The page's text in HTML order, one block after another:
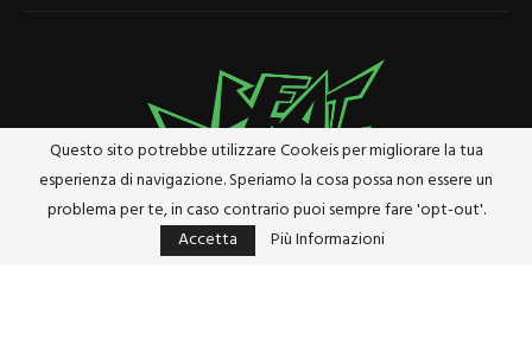
Cookie Policy
Questo sito potrebbe utilizzare Cookeis per migliorare la tua
esperienza di navigazione. Speriamo la cosa possa non essere un
problema per te, in caso contrario puoi sempre fare 'opt-out'.
Accetta
Più Informazioni